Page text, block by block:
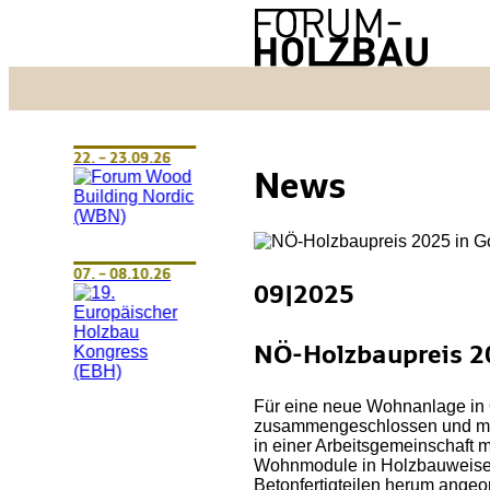
22. – 23.09.26
07. – 08.10.26
News
09|2025
NÖ-Holzbaupreis
Für eine neue Wohnanlage
zusammengeschlossen und
in einer Arbeitsgemeinschaft
Wohnmodule in
Betonfertigteilen herum